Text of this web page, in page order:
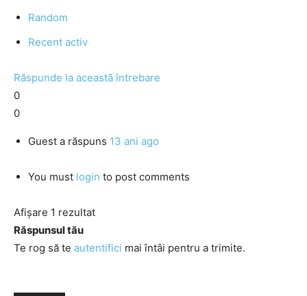
Random
Recent activ
Răspunde la această întrebare
0
0
Guest a răspuns 13 ani ago
You must login to post comments
Afișare 1 rezultat
Răspunsul tău
Te rog să te autentifici mai întâi pentru a trimite.